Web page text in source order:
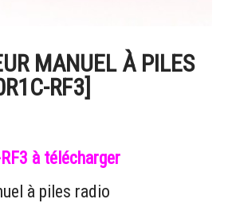
MANUEL À PILES
RF3]
à télécharger
à piles radio